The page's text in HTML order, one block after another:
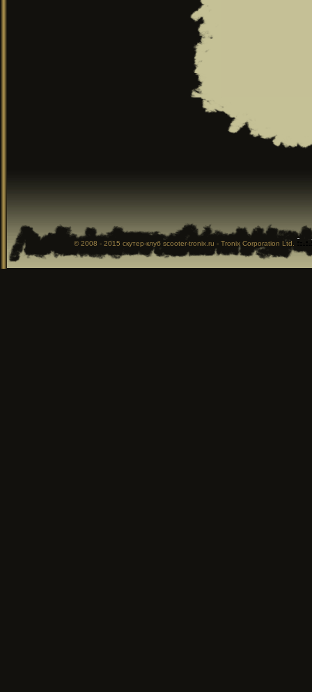
© 2008 - 2015 скутер-клуб scooter-tronix.ru - Tronix Corporation Ltd.